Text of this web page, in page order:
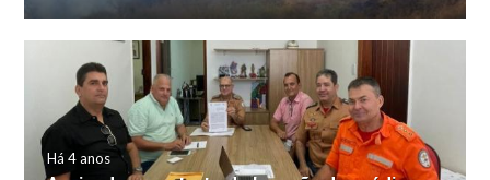
Há 4 anos